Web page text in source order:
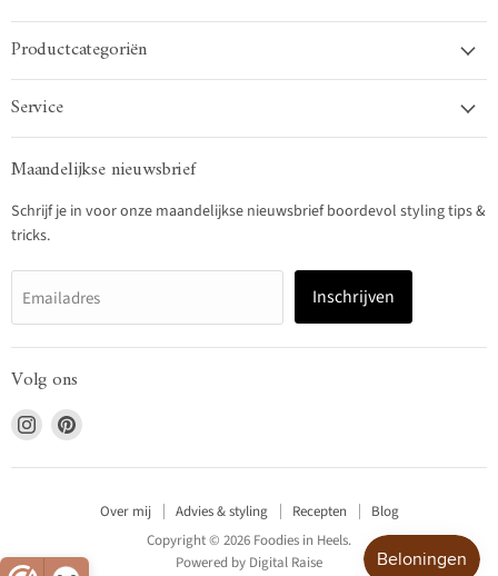
Productcategoriën
Service
Maandelijkse nieuwsbrief
Schrijf je in voor onze maandelijkse nieuwsbrief boordevol styling tips &
tricks.
Emailadres Inschrijven
Volg ons
Vind
ons
op
Vind
op
Over mij Advies & styling Recepten
Blog
Copyright © 2026 Foodies in Heels.
Powered by Digital Raise